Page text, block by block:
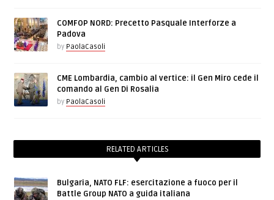
COMFOP NORD: Precetto Pasquale Interforze a
Padova
by PaolaCasoli
CME Lombardia, cambio al vertice: il Gen Miro cede il
comando al Gen Di Rosalia
by PaolaCasoli
RELATED ARTICLES
Bulgaria, NATO FLF: esercitazione a fuoco per il
Battle Group NATO a guida italiana